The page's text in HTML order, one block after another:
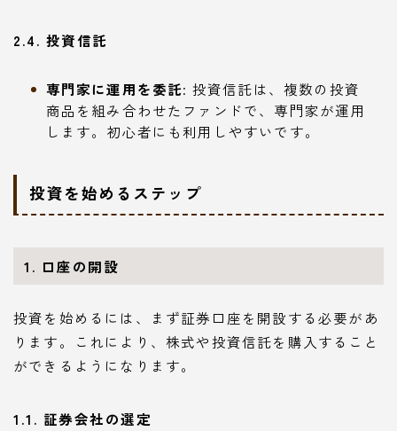
2.4. 投資信託
専門家に運用を委託: 投資信託は、複数の投資
商品を組み合わせたファンドで、専門家が運用
します。初心者にも利用しやすいです。
投資を始めるステップ
1. 口座の開設
投資を始めるには、まず証券口座を開設する必要があ
ります。これにより、株式や投資信託を購入すること
ができるようになります。
1.1. 証券会社の選定